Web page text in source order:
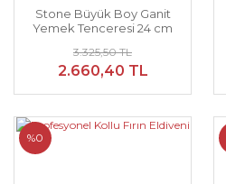
Stone Büyük Boy Ganit
Yemek Tenceresi 24 cm
3.325,50 TL
2.660,40 TL
%0